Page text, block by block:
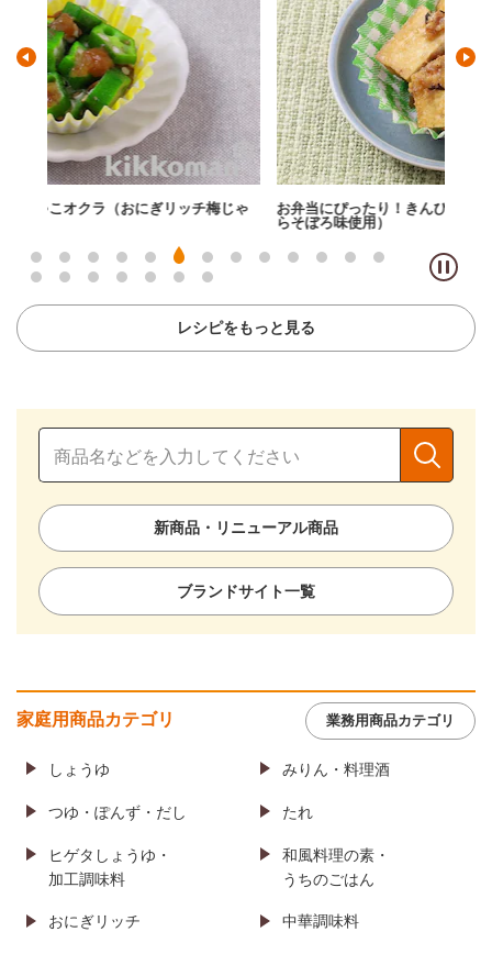
お弁当にぴったり！きんぴら厚揚げ（おにぎリッチ きんぴ
レシピをもっと見る
新商品・リニューアル商品
ブランドサイト一覧
家庭用商品カテゴリ 業務用商品カテゴリ
しょうゆ みりん・料理酒
つゆ・ぽんず・だし たれ
ヒゲタしょうゆ・
加工調味料
和風料理の素・
うちのごはん
おにぎリッチ 中華調味料